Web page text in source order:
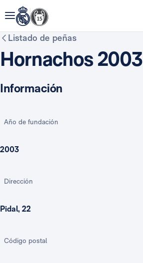
Listado de peñas
Hornachos 2003
Información
Año de fundación
2003
Dirección
Pidal, 22
Código postal